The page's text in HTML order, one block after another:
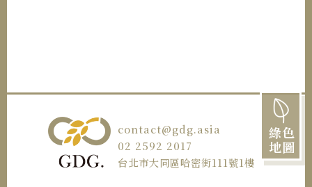
綠色
地圖
contact@gdg.asia
02 2592 2017
台北市大同區哈密街111號1樓